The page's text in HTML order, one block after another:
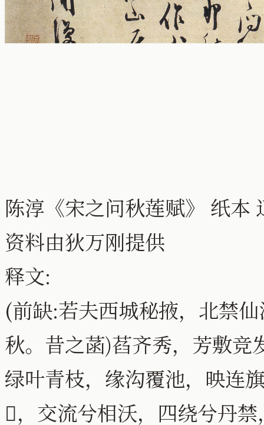
陈淳《宋之问秋莲赋》 纸本
资料由狄万刚提供
释文:
(前缺:若夫西城秘掖，北禁
秋。昔之菡)萏齐秀，芳敷竞
绿叶青枝，缘沟覆池，映连
，交流兮相沃，四绕兮丹